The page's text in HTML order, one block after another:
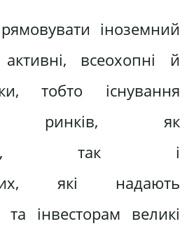
іноземний
всеохопні й
тобто існування
ринків, як
так і
які надають
інвесторам великі